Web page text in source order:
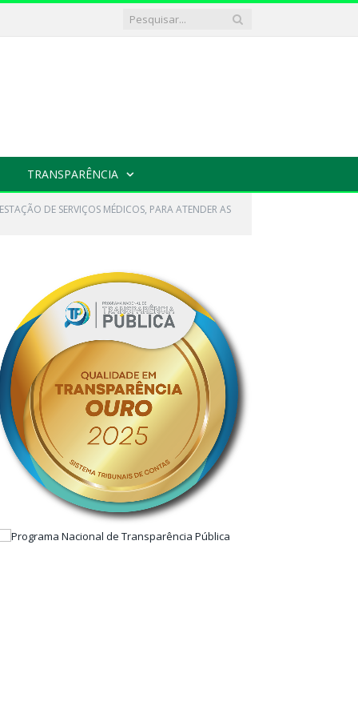
TRANSPARÊNCIA
DE SERVIÇOS MÉDICOS, PARA ATENDER AS